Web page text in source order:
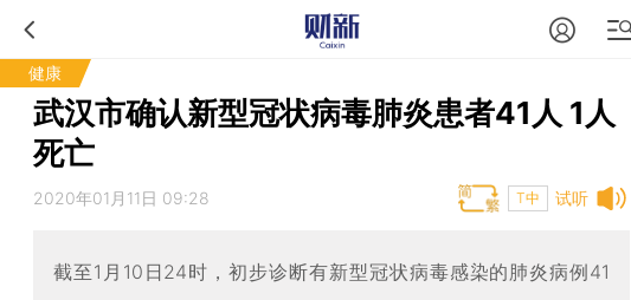
健康
武汉市确认新型冠状病毒肺炎患者41人 1人
死亡
试听
2020年01月11日 09:28 T中
截至1月10日24时，初步诊断有新型冠状病毒感染的肺炎病例41